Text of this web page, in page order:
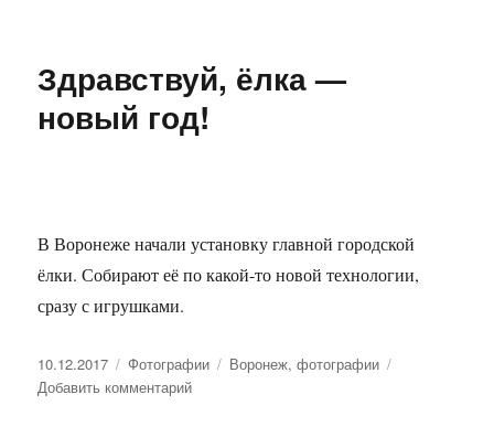
Здравствуй, ёлка —
новый год!
В Воронеже начали установку главной городской
ёлки. Собирают её по какой-то новой технологии,
сразу с игрушками.
Опубликовано
10.12.2017 Рубрики
Фотографии Метки
Воронеж,фотографии
Добавить комментарий